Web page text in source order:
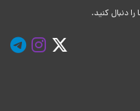
را دنبال کنید.